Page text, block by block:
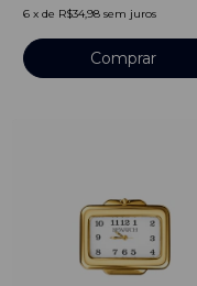
6 x de R$34,98 sem juros